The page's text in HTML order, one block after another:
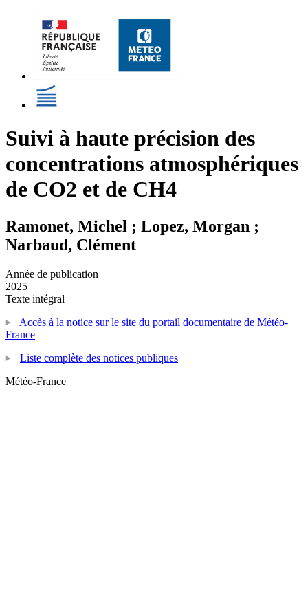
Suivi à haute précision des
concentrations atmosphériques
de CO2 et de CH4
Ramonet, Michel ; Lopez, Morgan ;
Narbaud, Clément
Année de publication
2025
Texte intégral
Accès à la notice sur le site du portail documentaire de Météo-
France
Liste complète des notices publiques
Météo-France